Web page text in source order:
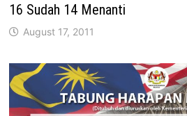
16 Sudah 14 Menanti
August 17, 2011